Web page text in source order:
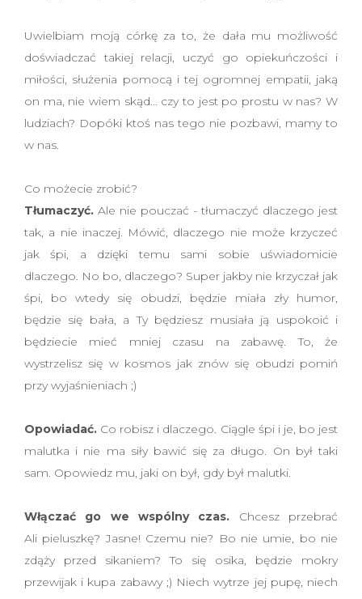
Uwielbiam moją córkę za to, że dała mu możliwość
doświadczać takiej relacji, uczyć go opiekuńczości i
miłości, służenia pomocą i tej ogromnej empatii, jaką
on ma, nie wiem skąd... czy to jest po prostu w nas? W
ludziach? Dopóki ktoś nas tego nie pozbawi, mamy to
w nas.
Co możecie zrobić?
Tłumaczyć. Ale nie pouczać - tłumaczyć dlaczego jest
tak, a nie inaczej. Mówić, dlaczego nie może krzyczeć
jak śpi, a dzięki temu sami sobie uświadomicie
dlaczego. No bo, dlaczego? Super jakby nie krzyczał jak
śpi, bo wtedy się obudzi, będzie miała zły humor,
będzie się bała, a Ty będziesz musiała ją uspokoić i
będziecie mieć mniej czasu na zabawę. To, że
wystrzelisz się w kosmos jak znów się obudzi pomiń
przy wyjaśnieniach ;)
Opowiadać. Co robisz i dlaczego. Ciągle śpi i je, bo jest
malutka i nie ma siły bawić się za długo. On był taki
sam. Opowiedz mu, jaki on był, gdy był malutki.
Włączać go we wspólny czas. Chcesz przebrać
Ali pieluszkę? Jasne! Czemu nie? Bo nie umie, bo nie
zdąży przed sikaniem? To się osika, będzie mokry
przewijak i kupa zabawy ;) Niech wytrze jej pupę, niech